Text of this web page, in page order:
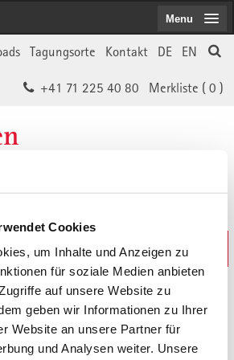
Cookies
um Inhalte und Anzeigen zu
für soziale Medien anbieten
auf unsere Website zu
geben wir Informationen zu Ihrer
Website an unsere Partner für
und Analysen weiter. Unsere
EN
DE
Kontakt
Tagungsorte
Merkliste ( 0 )
+41 71 225 40 80
Weiterbildungs-Suche
In 30 Sekunden das Passende finden
Menu
gesuchte Inhalt ist